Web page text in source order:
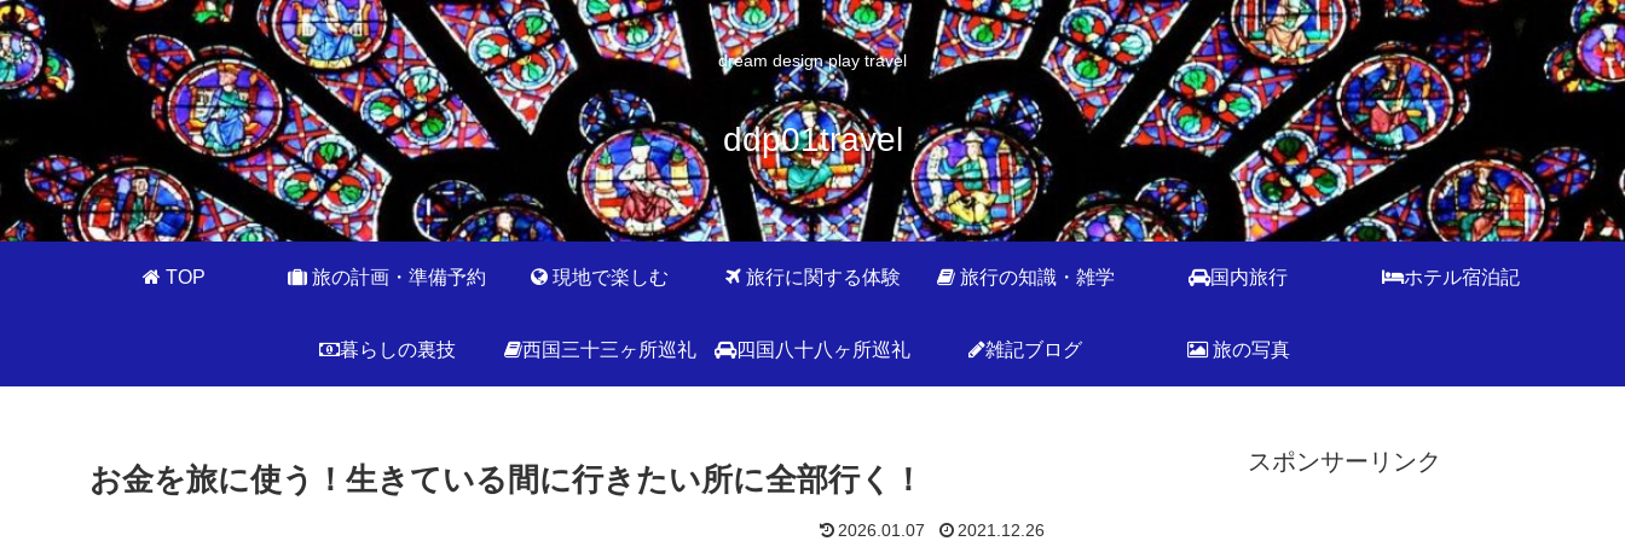
dream design play travel
ddp01travel
TOP 旅の計画・準備予約 現地で楽しむ 旅行に関する体験 旅行の知識・雑学 国内旅行 ホテル宿泊記
暮らしの裏技 西国三十三ヶ所巡礼 四国八十八ヶ所巡礼 雑記ブログ 旅の写真
お金を旅に使う！生きている間に行きたい所に全部行く！
2026.01.07 2021.12.26
スポンサーリンク